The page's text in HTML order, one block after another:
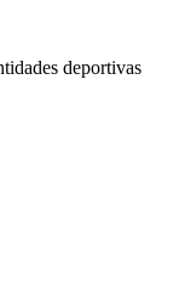
deportivas